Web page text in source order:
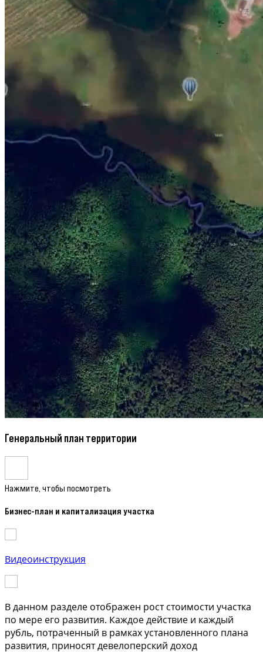
Генеральный план территории
Нажмите, чтобы посмотреть
Бизнес-план и капитализация участка
Видеоинструкция
В данном разделе отображен рост стоимости участка
по мере его развития. Каждое действие и каждый
рубль, потраченный в рамках установленного плана
развития, приносят девелоперский доход